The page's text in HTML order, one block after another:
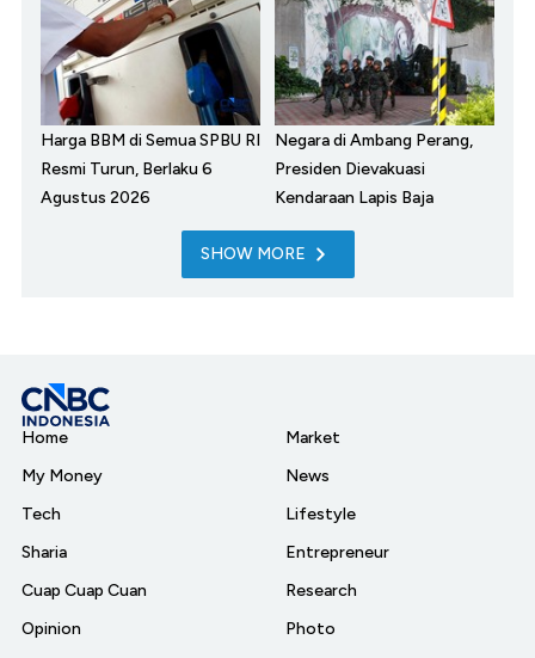
Harga BBM di Semua SPBU RI
Resmi Turun, Berlaku 6
Agustus 2026
Negara di Ambang Perang,
Presiden Dievakuasi
Kendaraan Lapis Baja
SHOW MORE
Home
My Money
Tech
Sharia
Cuap Cuap Cuan
Opinion
Market
News
Lifestyle
Entrepreneur
Research
Photo